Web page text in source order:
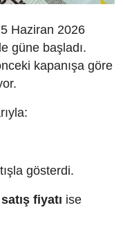
Haziran 2026
güne başladı.
kapanışa göre
gösterdi.
fiyatı ise